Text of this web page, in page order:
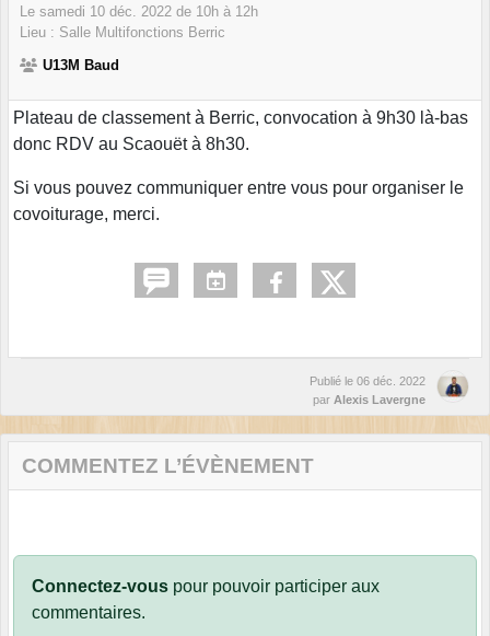
Le samedi 10 déc. 2022 de 10h à 12h
Lieu : Salle Multifonctions Berric
U13M Baud
Plateau de classement à Berric, convocation à 9h30 là-bas
donc RDV au Scaouët à 8h30.
Si vous pouvez communiquer entre vous pour organiser le
covoiturage, merci.
Publié le 06 déc. 2022
par Alexis Lavergne
COMMENTEZ L’ÉVÈNEMENT
Connectez-vous pour pouvoir participer aux
commentaires.